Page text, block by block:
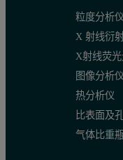
喷胶粘粉工艺可被
虽然 EBM 通过在
2.3 吹粉增材制造
在吹粉工艺中，如
粒度分析仪
X 射线衍
X射线荧
图像分析仪
热分析仪
比表面及
气体比重